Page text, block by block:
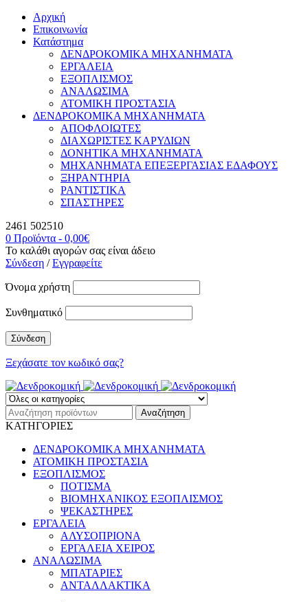
Αρχική
Επικοινωνία
Κατάστημα
ΔΕΝΔΡΟΚΟΜΙΚΑ ΜΗΧΑΝΗΜΑΤΑ
ΕΡΓΑΛΕΙΑ
ΕΞΟΠΛΙΣΜΟΣ
ΑΝΑΛΩΣΙΜΑ
ΑΤΟΜΙΚΗ ΠΡΟΣΤΑΣΙΑ
ΔΕΝΔΡΟΚΟΜΙΚΑ ΜΗΧΑΝΗΜΑΤΑ
ΑΠΟΦΛΟΙΩΤΕΣ
ΔΙΑΧΩΡΙΣΤΕΣ ΚΑΡΥΔΙΩΝ
ΔΟΝΗΤΙΚΑ ΜΗΧΑΝΗΜΑΤΑ
ΜΗΧΑΝΗΜΑΤΑ ΕΠΕΞΕΡΓΑΣΙΑΣ ΕΔΑΦΟΥΣ
ΞΗΡΑΝΤΗΡΙΑ
ΡΑΝΤΙΣΤΙΚΑ
ΣΠΑΣΤΗΡΕΣ
2461 502510
0 Προϊόντα - 0,00€
Το καλάθι αγορών σας είναι άδειο
Σύνδεση /Εγγραφείτε
Όνομα χρήστη
Συνθηματικό
Ξεχάσατε τον κωδικό σας?
ΚΑΤΗΓΟΡΙΕΣ
ΔΕΝΔΡΟΚΟΜΙΚΑ ΜΗΧΑΝΗΜΑΤΑ
ΑΤΟΜΙΚΗ ΠΡΟΣΤΑΣΙΑ
ΕΞΟΠΛΙΣΜΟΣ
ΠΟΤΙΣΜΑ
ΒΙΟΜΗΧΑΝΙΚΟΣ ΕΞΟΠΛΙΣΜΟΣ
ΨΕΚΑΣΤΗΡΕΣ
ΕΡΓΑΛΕΙΑ
ΑΛΥΣΟΠΡΙΟΝΑ
ΕΡΓΑΛΕΙΑ ΧΕΙΡΟΣ
ΑΝΑΛΩΣΙΜΑ
ΜΠΑΤΑΡΙΕΣ
ΑΝΤΑΛΛΑΚΤΙΚΑ